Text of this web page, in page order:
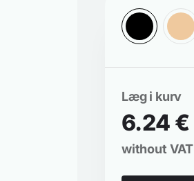
Læg i kurv
6.24 €
without VAT